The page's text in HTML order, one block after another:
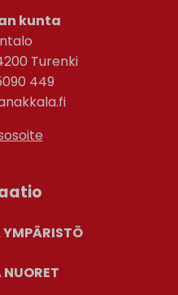
kunta
Turenki
449
NUORET